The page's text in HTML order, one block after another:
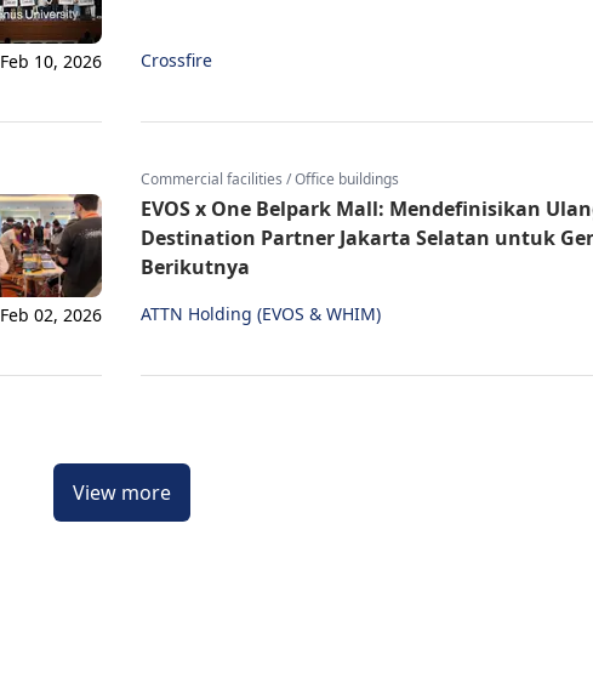
Feb 10, 2026 Crossfire
Feb 02, 2026
Commercial facilities / Office buildings
EVOS x One Belpark Mall: Mendefinisikan
Destination Partner Jakarta Selatan untuk
Berikutnya
ATTN Holding (EVOS & WHIM)
View more